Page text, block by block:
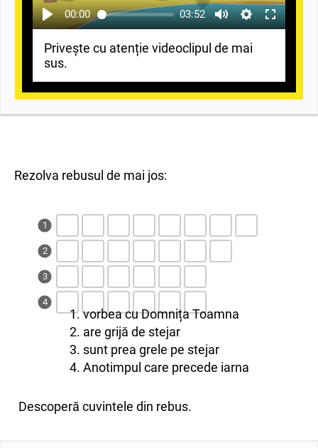
00:00 03:52
Privește cu atenție videoclipul de mai
sus.
Rezolva rebusul de mai jos:
1
2
3
4
1. vorbea cu Domnița Toamna
2. are grijă de stejar
3. sunt prea grele pe stejar
4. Anotimpul care precede iarna
Descoperă cuvintele din rebus.